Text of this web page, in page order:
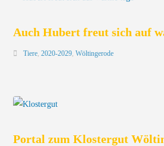
Auch Hubert freut sich auf
Tiere,2020-2029,Wöltingerode
Portal zum Klostergut